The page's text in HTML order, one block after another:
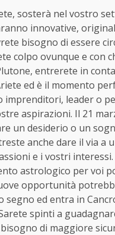
sosterà nel vostro
innovative,
bisogno di essere
colpo ovunque e con
entrerete in
ed è il momento
leader o
aspirazioni. Il 21
un desiderio o un
anche dare il via
e i vostri
astrologico per voi
opportunità
segno ed entra in
spinti a
di maggiore